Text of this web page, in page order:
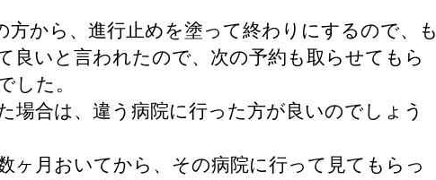
方から、進行止めを塗って終わりにするので、も
良いと言われたので、次の予約も取らせてもら
した。
場合は、違う病院に行った方が良いのでしょう
ヶ月おいてから、その病院に行って見てもらっ